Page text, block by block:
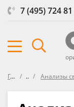
7 (495) 724
Главная ФорумАнализы свежих масел VOA (Virgin Oil